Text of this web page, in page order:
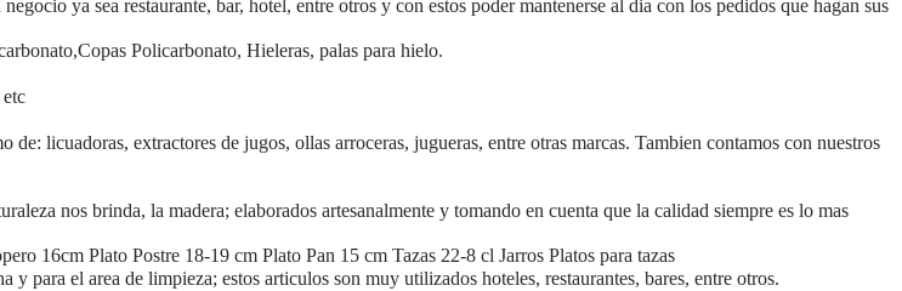
ya sea restaurante, bar, hotel, entre otros y con estos poder mantenerse al dia con los pedidos que hagan sus
Policarbonato, Hieleras, palas para hielo.
de: licuadoras, extractores de jugos, ollas arroceras, jugueras, entre otras marcas. Tambien contamos con nuestros
nos brinda, la madera; elaborados artesanalmente y tomando en cuenta que la calidad siempre es lo mas
16cm Plato Postre 18-19 cm Plato Pan 15 cm Tazas 22-8 cl Jarros Platos para tazas
y para el area de limpieza; estos articulos son muy utilizados hoteles, restaurantes, bares, entre otros.